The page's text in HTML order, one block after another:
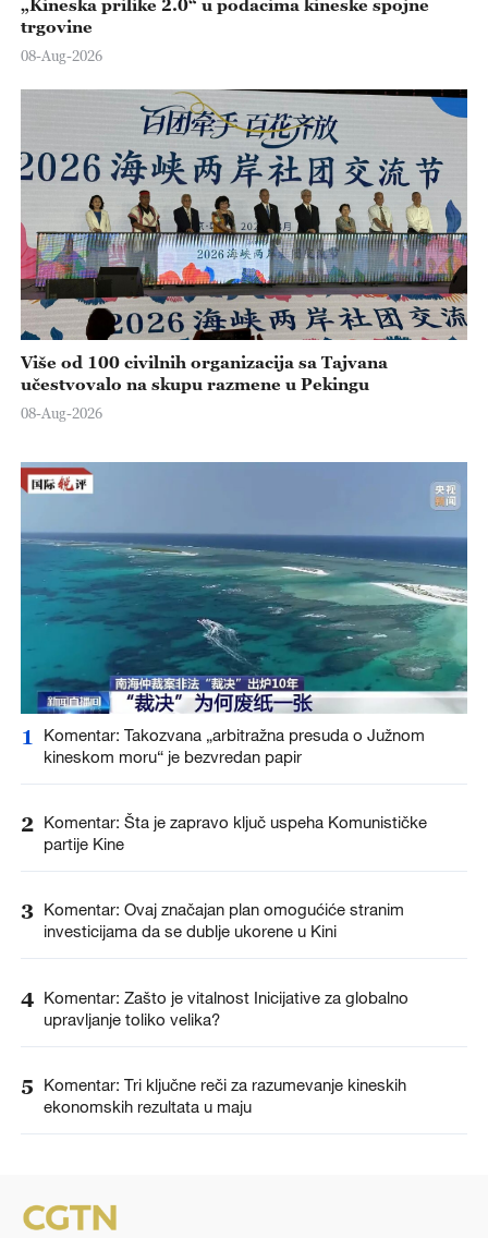
„Kineska prilike 2.0“ u podacima kineske spojne
trgovine
08-Aug-2026
Više od 100 civilnih organizacija sa Tajvana
učestvovalo na skupu razmene u Pekingu
08-Aug-2026
1
Komentar: Takozvana „arbitražna presuda o Južnom
kineskom moru“ je bezvredan papir
2 Komentar: Šta je zapravo ključ uspeha Komunističke
partije Kine
3 Komentar: Ovaj značajan plan omogućiće stranim
investicijama da se dublje ukorene u Kini
4 Komentar: Zašto je vitalnost Inicijative za globalno
upravljanje toliko velika?
5
Komentar: Tri ključne reči za razumevanje kineskih
ekonomskih rezultata u maju